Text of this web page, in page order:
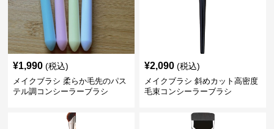
¥1,990 (税込)
メイクブラシ 柔らか毛先のパス
テル調コンシーラーブラシ
¥2,090 (税込)
メイクブラシ 斜めカット高密度
毛束コンシーラーブラシ